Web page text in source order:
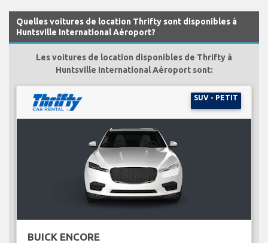
Quelles voitures de location Thrifty sont disponibles à
Huntsville International Aéroport?
Les voitures de location disponibles de Thrifty à
Huntsville International Aéroport sont:
SUV - PETIT
BUICK ENCORE